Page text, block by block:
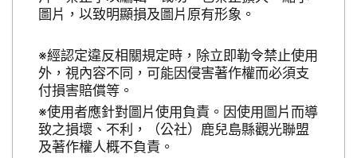
圖片，以致明顯損及圖片原有形象。
※經認定違反相關規定時，除立即勒令禁止使用
外，視內容不同，可能因侵害著作權而必須支
付損害賠償等。
※使用者應針對圖片使用負責。因使用圖片而導
致之損壞、不利，（公社）鹿兒島縣觀光聯盟
及著作權人概不負責。